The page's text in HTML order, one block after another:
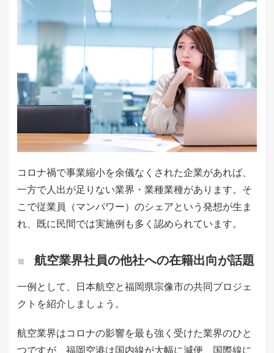
コロナ禍で事業縮小を余儀なくされた企業があれば、
一方で人出が足りない業界・業種業種があります。そ
こで従業員（マンパワー）のシェアという発想が生ま
れ、既に民間では実施例も多く認められています。
航空業界社員の他社への在籍出向が話題
一例として、日本航空と福岡県宗像市の共同プロジェ
クトを紹介しましょう。
航空業界はコロナの影響を最も強く受けた業界のひと
つですが、福岡空港は国内線が大幅に減便、国際線に